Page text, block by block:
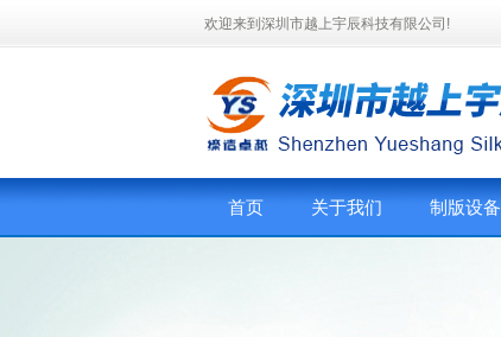
欢迎来到深圳市越上宇辰科技有限公司!
首页 关于我们 制版设备